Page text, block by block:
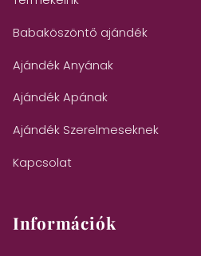
Babaköszöntő ajándék
Ajándék Anyának
Ajándék Apának
Ajándék Szerelmeseknek
Kapcsolat
Információk